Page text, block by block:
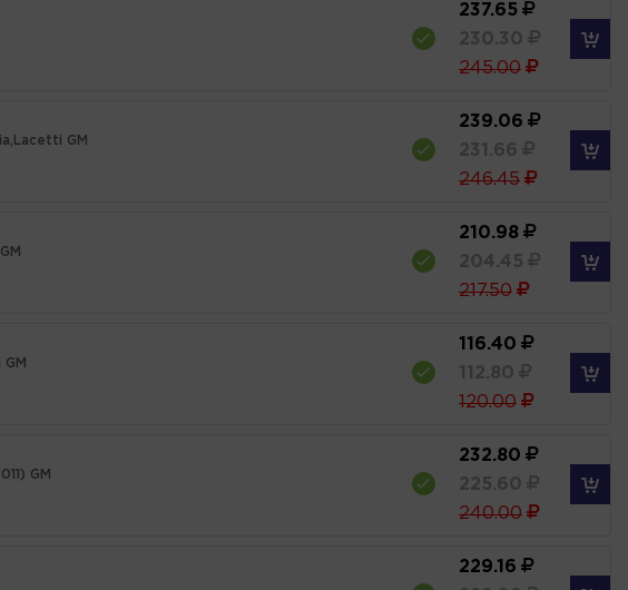
237.65
230.30
245.00
GM
239.06
231.66
246.45
210.98
204.45
217.50
116.40
112.80
120.00
GM
232.80
225.60
240.00
229.16